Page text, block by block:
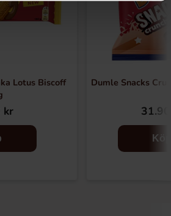
Lotus Biscoff
kr
Dumle Snacks
Köp